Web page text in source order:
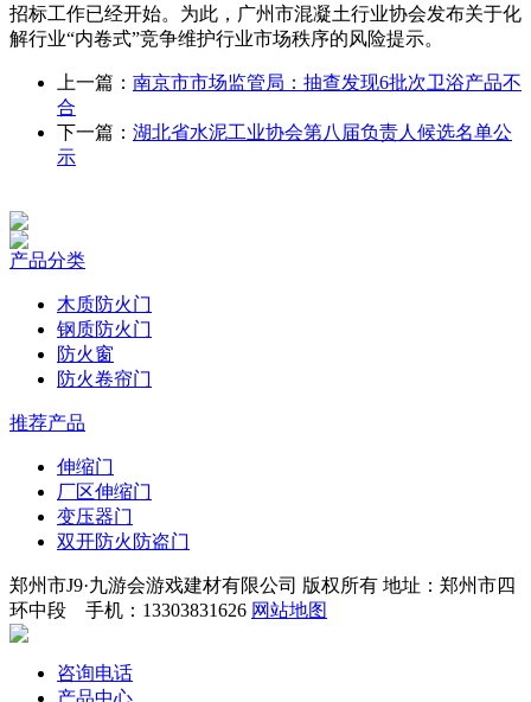
招标工作已经开始。为此，广州市混凝土行业协会发布关于化
解行业“内卷式”竞争维护行业市场秩序的风险提示。
上一篇： 南京市市场监管局：抽查发现6批次卫浴产品不
合
下一篇： 湖北省水泥工业协会第八届负责人候选名单公
示
产品分类
木质防火门
钢质防火门
防火窗
防火卷帘门
推荐产品
伸缩门
厂区伸缩门
变压器门
双开防火防盗门
郑州市J9·九游会游戏建材有限公司 版权所有 地址：郑州市四
环中段 手机：13303831626 网站地图
咨询电话
产品中心